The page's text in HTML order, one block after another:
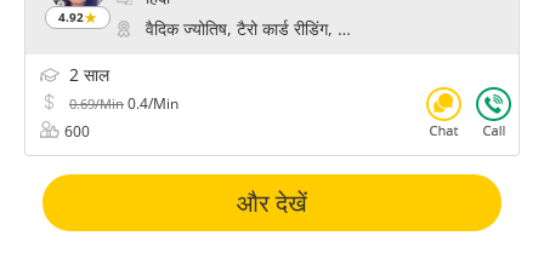
4.92
वैदिक ज्योतिष, टैरो कार्ड रीडिंग, ऑरेकल कार्ड रीडिंग, कर्मिक हीलिंग
2 साल
0.69/Min 0.4/Min
600
और देखें